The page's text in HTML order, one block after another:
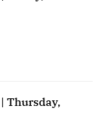
Thursday,